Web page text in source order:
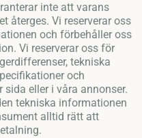
inte att varans
återges. Vi reserverar oss
och förbehåller oss
Vi reserverar oss för
tekniska
och
eller i våra annonser.
tekniska informationen
alltid rätt att